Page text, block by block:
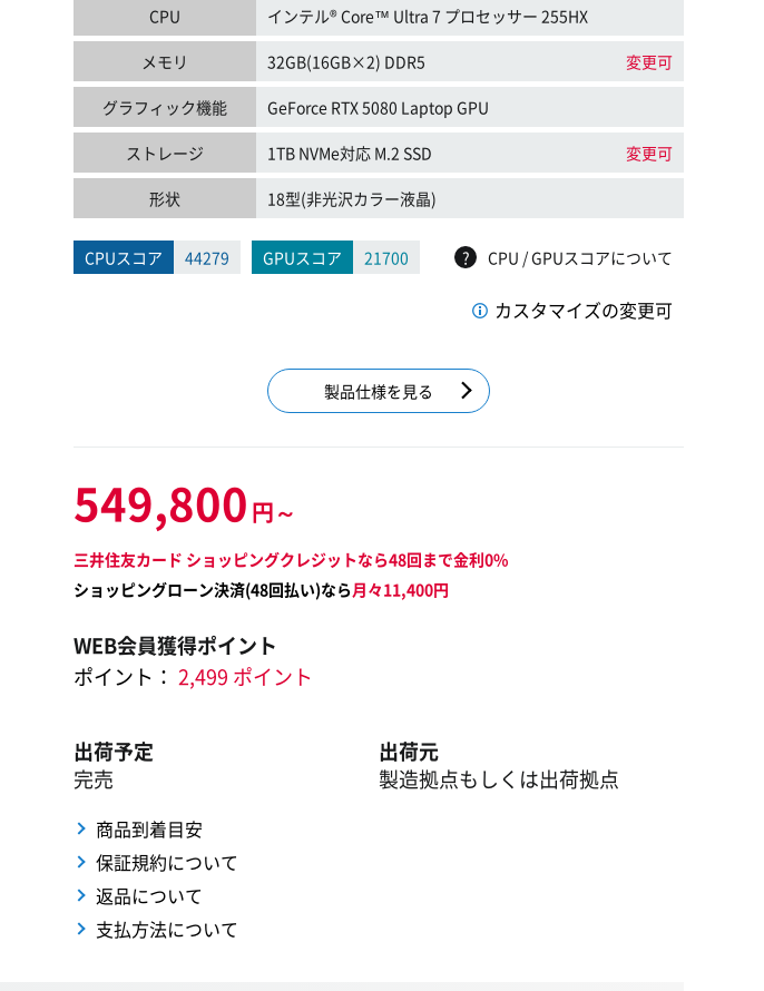
CPU インテル® Core™ Ultra 7 プロセッサー 255HX
メモリ 32GB(16GB×2) DDR5 変更可
グラフィック機能 GeForce RTX 5080 Laptop GPU
ストレージ 1TB NVMe対応 M.2 SSD 変更可
形状 18型(非光沢カラー液晶)
CPUスコア 44279 GPUスコア 21700 ? CPU / GPUスコアについて
カスタマイズの変更可
製品仕様を見る
549,800 円～
三井住友カード ショッピングクレジットなら48回まで金利0%
ショッピングローン決済(48回払い)なら月々11,400円
WEB会員獲得ポイント
ポイント： 2,499 ポイント
出荷予定
完売
出荷元
製造拠点もしくは出荷拠点
商品到着目安
保証規約について
返品について
支払方法について